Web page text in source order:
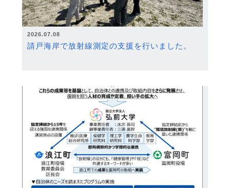
2026.07.08
請戸海岸で放射線測定の支援を行いました。